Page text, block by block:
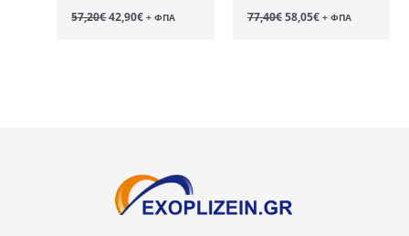
57,20€ Original
price
42,90€Η+ ΦΠΑ 77,40€Original
price
58,05€Η+ ΦΠΑ